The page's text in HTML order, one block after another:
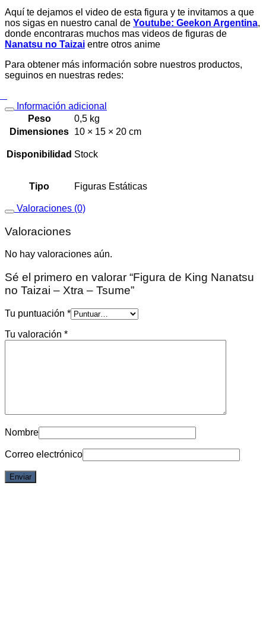
Aquí te dejamos el video de esta figura y te invitamos a que
nos sigas en nuestro canal de Youtube: Geekon Argentina,
donde encontraras muchos mas videos de figuras de
Nanatsu no Taizai entre otros anime
Para obtener más información sobre nuestros productos,
seguinos en nuestras redes:
Información adicional
Peso
0,5 kg
Dimensiones 10 × 15 × 20 cm
Disponibilidad Stock
Tipo Figuras Estáticas
Valoraciones (0)
Valoraciones
No hay valoraciones aún.
Sé el primero en valorar “Figura de King Nanatsu
no Taizai – Xtra – Tsume”
Tu puntuación *
Tu valoración *
Nombre
Correo electrónico